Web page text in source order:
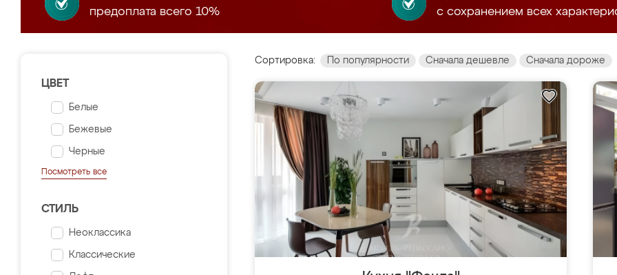
предоплата всего 10%
с сохранением всех
ЦВЕТ
Белые
Бежевые
Черные
Посмотреть все
СТИЛЬ
Неоклассика
Классические
Сортировка: По популярности Сначала дешевле Сначала дороже